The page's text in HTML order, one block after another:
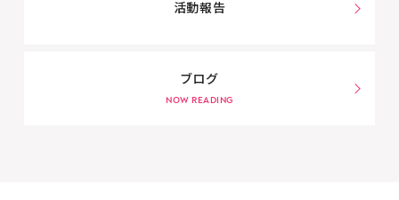
活動報告
ブログ